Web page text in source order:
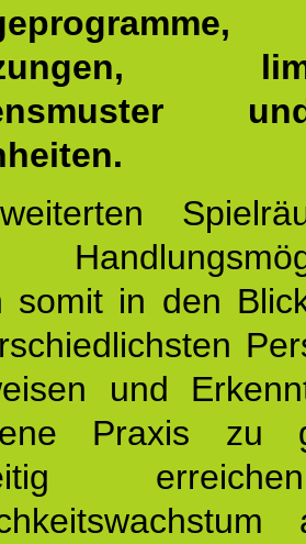
somit in den
und
Praxis zu